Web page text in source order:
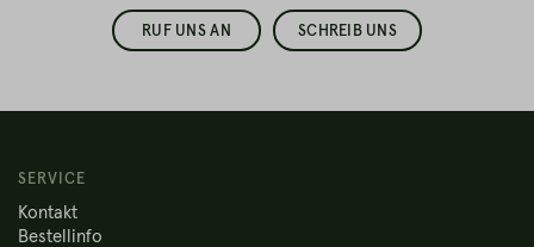
RUF UNS AN SCHREIB UNS
SERVICE
Kontakt
Bestellinfo